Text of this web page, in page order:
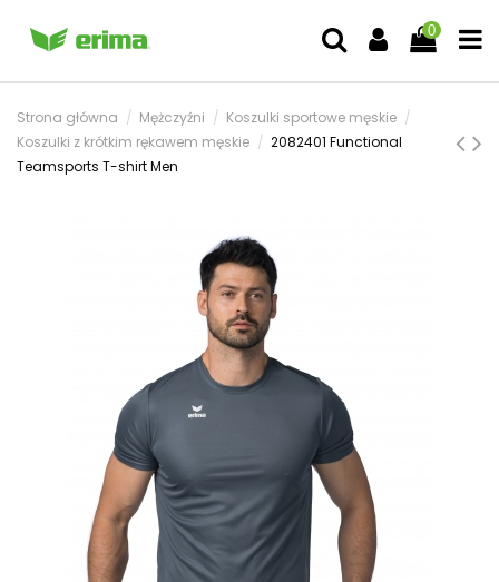
0
Strona główna Mężczyźni
Koszulki sportowe męskie
Koszulki z krótkim rękawem męskie
2082401 Functional
Teamsports T-shirt Men